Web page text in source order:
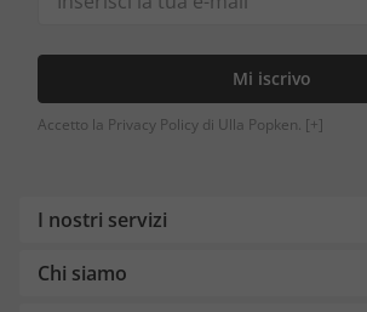
Mi iscrivo
Accetto la Privacy Policy di Ulla Popken. [+]
I nostri servizi
Chi siamo